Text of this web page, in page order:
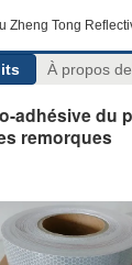
Zheng Tong
À propos
adhésive du
remorques